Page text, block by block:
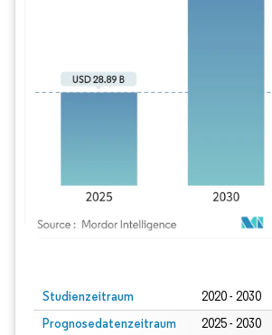
Studienzeitraum 2020 - 2030
Prognosedatenzeitraum 2025 - 2030